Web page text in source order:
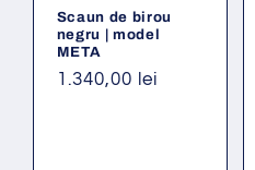
Scaun de birou
negru | model
META
Preț
1.340,00 lei